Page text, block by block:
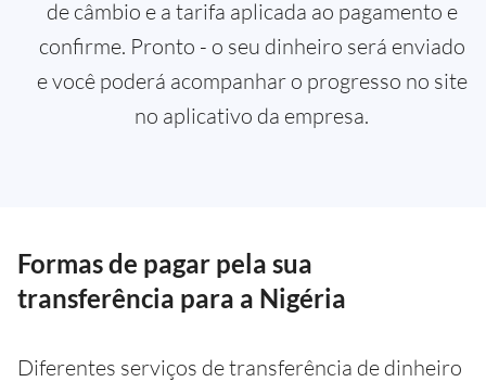
de câmbio e a tarifa aplicada ao pagamento e
confirme. Pronto - o seu dinheiro será enviado
e você poderá acompanhar o progresso no site
no aplicativo da empresa.
Formas de pagar pela sua
transferência para a Nigéria
Diferentes serviços de transferência de dinheiro